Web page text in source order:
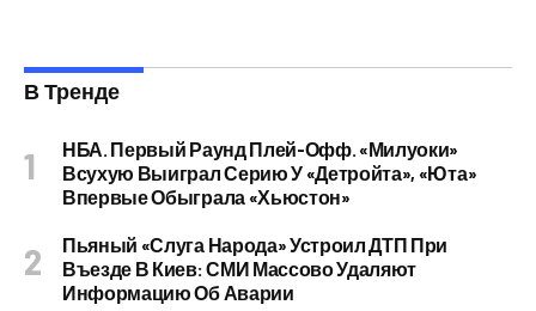
В Тренде
НБА. Первый Раунд Плей-Офф. «Милуоки»
Всухую Выиграл Серию У «Детройта», «Юта»
Впервые Обыграла «Хьюстон»
Пьяный «слуга Народа» Устроил ДТП При
Въезде В Киев: СМИ Массово Удаляют
Информацию Об Аварии